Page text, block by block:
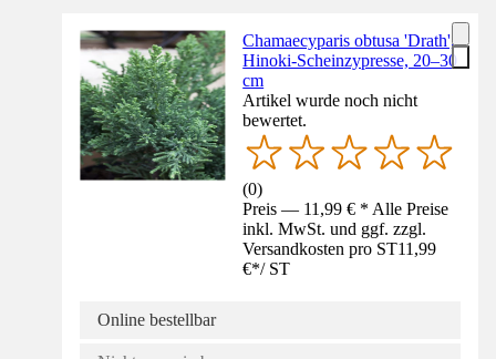
Chamaecyparis obtusa 'Drath',
Hinoki-Scheinzypresse, 20–30
cm
Artikel wurde noch nicht
bewertet.
(0)
Preis — 11,99 € * Alle Preise
inkl. MwSt. und ggf. zzgl.
Versandkosten pro ST11,99
€*/ ST
Online bestellbar